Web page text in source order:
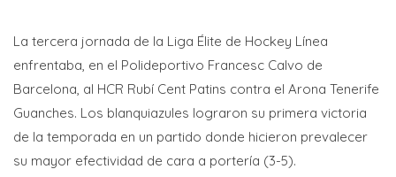
La tercera jornada de la Liga Élite de Hockey Línea
enfrentaba, en el Polideportivo Francesc Calvo de
Barcelona, al HCR Rubí Cent Patins contra el Arona Tenerife
Guanches. Los blanquiazules lograron su primera victoria
de la temporada en un partido donde hicieron prevalecer
su mayor efectividad de cara a portería (3-5).